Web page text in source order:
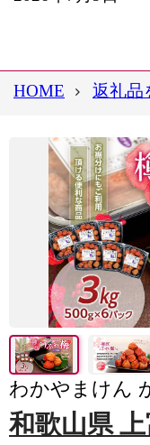
HOME 返礼品
わかやまけん
和歌山県